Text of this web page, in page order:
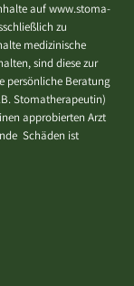
auf www.stoma-
zu
medizinische
sind diese zur
persönliche Beratung
Stomatherapeutin)
approbierten Arzt
Schäden ist